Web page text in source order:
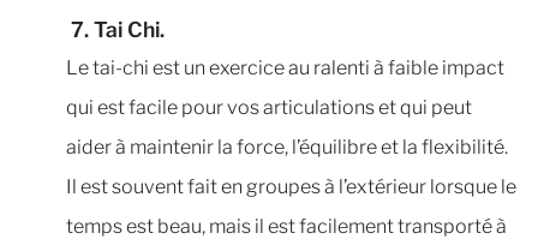
7. Tai Chi.
Le tai-chi est un exercice au ralenti à faible impact
qui est facile pour vos articulations et qui peut
aider à maintenir la force, l’équilibre et la flexibilité.
Il est souvent fait en groupes à l’extérieur lorsque le
temps est beau, mais il est facilement transporté à